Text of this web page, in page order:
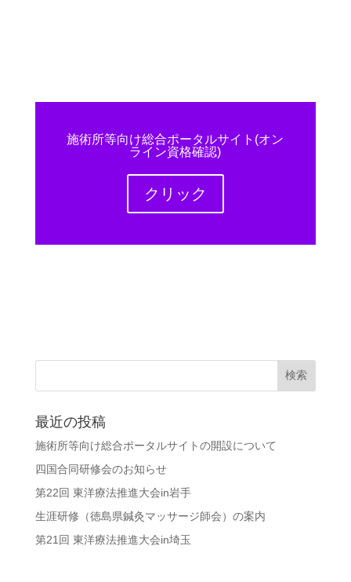
施術所等向け総合ポータルサイト(オン
ライン資格確認)
クリック
最近の投稿
施術所等向け総合ポータルサイトの開設について
四国合同研修会のお知らせ
第22回 東洋療法推進大会in岩手
生涯研修（徳島県鍼灸マッサージ師会）の案内
第21回 東洋療法推進大会in埼玉